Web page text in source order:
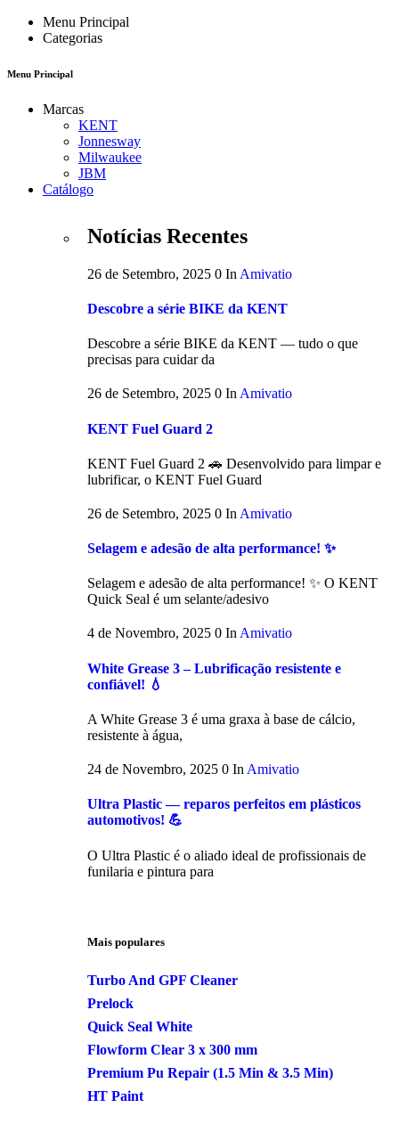
Menu Principal
Categorias
Menu Principal
Marcas
KENT
Jonnesway
Milwaukee
JBM
Catálogo
Notícias Recentes
26 de Setembro, 2025 0 In Amivatio
Descobre a série BIKE da KENT
Descobre a série BIKE da KENT — tudo o que
precisas para cuidar da
26 de Setembro, 2025 0 In Amivatio
KENT Fuel Guard 2
KENT Fuel Guard 2 🚗 Desenvolvido para limpar e
lubrificar, o KENT Fuel Guard
26 de Setembro, 2025 0 In Amivatio
Selagem e adesão de alta performance! ✨
Selagem e adesão de alta performance! ✨ O KENT
Quick Seal é um selante/adesivo
4 de Novembro, 2025 0 InAmivatio
White Grease 3 – Lubrificação resistente e
confiável! 💧
A White Grease 3 é uma graxa à base de cálcio,
resistente à água,
24 de Novembro, 2025 0 In Amivatio
Ultra Plastic — reparos perfeitos em plásticos
automotivos! 💪
O Ultra Plastic é o aliado ideal de profissionais de
funilaria e pintura para
Mais populares
Turbo And GPF Cleaner
Prelock
Quick Seal White
Flowform Clear 3 x 300 mm
Premium Pu Repair (1.5 Min & 3.5 Min)
HT Paint